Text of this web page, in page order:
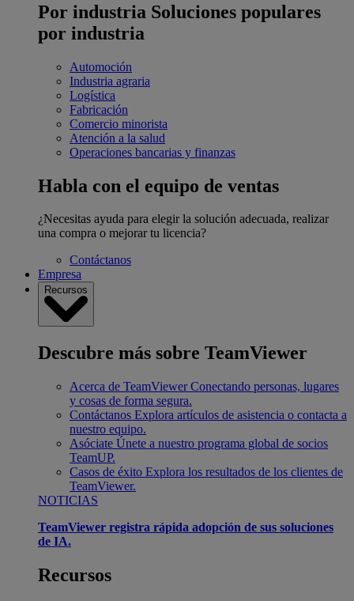
Por industria Soluciones populares
por industria
Automoción
Industria agraria
Logística
Fabricación
Comercio minorista
Atención a la salud
Operaciones bancarias y finanzas
Habla con el equipo de ventas
¿Necesitas ayuda para elegir la solución adecuada, realizar
una compra o mejorar tu licencia?
Contáctanos
Empresa
Recursos
Descubre más sobre TeamViewer
Acerca de TeamViewer Conectando personas, lugares
y cosas de forma segura.
Contáctanos Explora artículos de asistencia o contacta a
nuestro equipo.
Asóciate Únete a nuestro programa global de socios
TeamUP.
Casos de éxito Explora los resultados de los clientes de
TeamViewer.
NOTICIAS
TeamViewer registra rápida adopción de sus soluciones
de IA.
Recursos